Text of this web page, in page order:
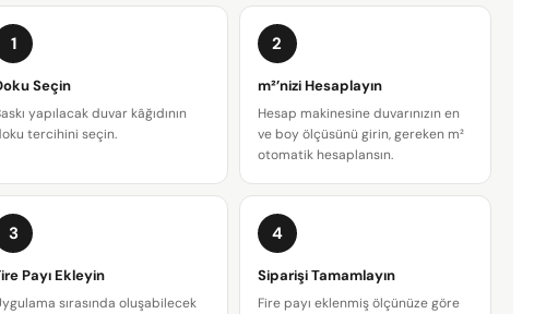
1
Seçin
yapılacak duvar kâğıdının
tercihini seçin.
2
m²’nizi Hesaplayın
Hesap makinesine duvarınızın en
ve boy ölçüsünü girin, gereken m²
otomatik hesaplansın.
3
Payı Ekleyin
sırasında oluşabilecek
4
Siparişi Tamamlayın
Fire payı eklenmiş ölçünüze göre
Bir soru sor
Adınız